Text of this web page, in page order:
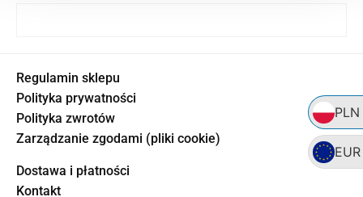
PLN
EUR
Regulamin sklepu
Polityka prywatności
Polityka zwrotów
Zarządzanie zgodami (pliki cookie)
Dostawa i płatności
Kontakt